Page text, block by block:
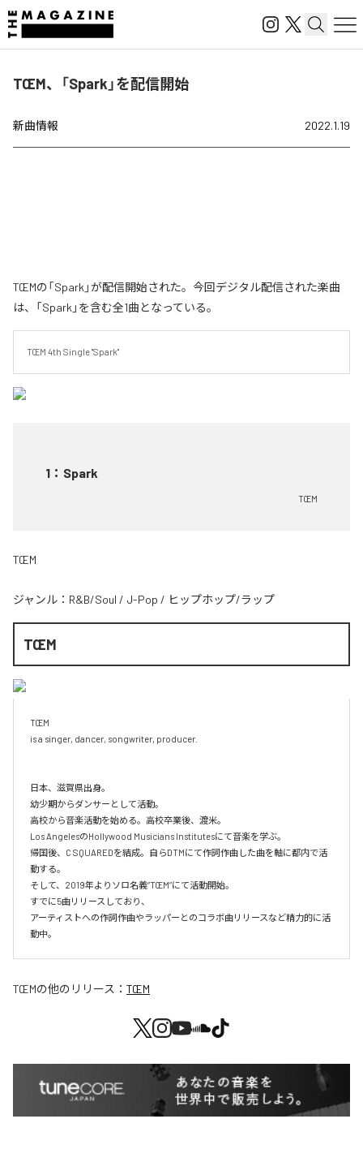
TŒM、「Spark」を配信開始
新曲情報 2022.1.19
TŒMの「Spark」が配信開始された。今回デジタル配信された楽曲
は、「Spark」を含む全1曲となっている。
TŒM 4th Single "Spark"
1 ： Spark
TŒM
TŒM
ジャンル： R&B/Soul / J-Pop / ヒップホップ/ラップ
TŒM
TŒM
is a singer, dancer, songwriter, producer.
日本、滋賀県出身。
幼少期からダンサーとして活動。
高校から音楽活動を始める。高校卒業後、渡米。
Los AngelesのHollywood Musicians Institutesにて音楽を学ぶ。
帰国後、C SQUAREDを結成。自らDTMにて作詞作曲した曲を軸に都内で活
動する。
そして、2019年よりソロ名義”TŒM”にて活動開始。
すでに5曲リリースしており、
アーティストへの作詞作曲やラッパーとのコラボ曲リリースなど精力的に活
TŒMの他のリリース： TŒM